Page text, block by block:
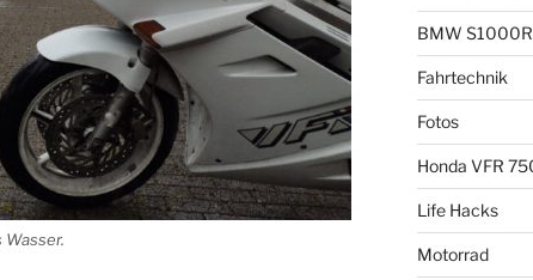
BMW
Fahrtechnik
Fotos
Honda VFR
Life Hacks
Motorrad